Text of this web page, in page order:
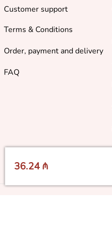
36.24 ₼
Customer support
Terms & Conditions
Order, payment and delivery
FAQ